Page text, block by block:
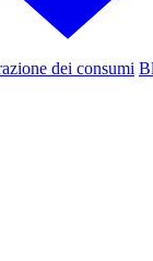
dei consumi